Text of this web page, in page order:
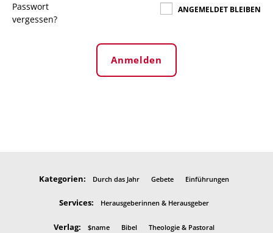
Passwort
vergessen?
ANGEMELDET BLEIBEN
Anmelden
Kategorien: Durch das Jahr Gebete Einführungen
Services: Herausgeberinnen & Herausgeber
Verlag: $name Bibel Theologie & Pastoral